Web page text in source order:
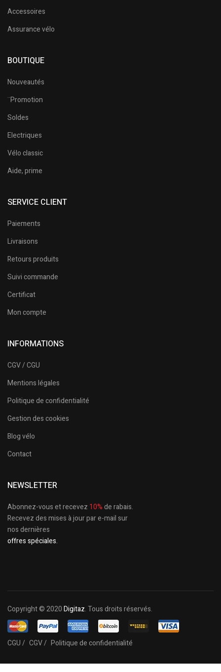
Accessoires
Assurance vélo
BOUTIQUE
Nouveautés
¨Promotion
Soldes
Electriques
Vélo classic
Aide, prime
SERVICE CLIENT
Paiements
Livraisons
Retours produits
Suivi commande
Certificat
Mon compte
INFORMATIONS
CGV / CGU
Mentions légales
Politique de confidentialité
Gestion des cookies
Blog vélo
Contact
NEWSLETTER
Abonnez-vous et recevez 10%de rabais.
Recevez des mises à jour par e-mail sur
nos dernières
offres spéciales.
Copyright © 2020Digitaz. Tous droits réservés.
CGU / CGV / Politique de confidentialité